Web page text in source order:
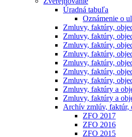
Úradná tabuľa
Oznámenie o
Zmluvy, faktúry,
Zmluvy, faktúry,
Zmluvy, faktúry,
Zmluvy, faktúry,
Zmluvy, faktúry,
Zmluvy, faktúry,
Zmluvy, faktúry,
Zmluvy, faktúry a
Zmluvy, faktúry a
Archív zmlúv, faktúr,
ZFO 2017
ZFO 2016
ZFO 2015